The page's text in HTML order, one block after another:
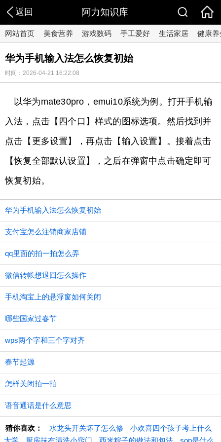
返回 阿力知识库
网站首页 美食营养 游戏数码 手工爱好 生活家居 健康养
华为手机输入法怎么恢复初始
时间：2026-04-21 16:22:08
以华为mate30pro，emui10系统为例。打开手机输
入法，点击【四个口】样式的图标选项。然后找到并
点击【更多设置】，再点击【输入设置】。接着点击
【恢复全部默认设置】，之后在弹窗中点击确定即可
恢复初始。
华为手机输入法怎么恢复初始
支付宝怎么注销商家店铺
qq里面的拍一拍怎么弄
微信转帐想退回怎么操作
手机淘宝上的悬浮窗如何关闭
哪些国家过春节
wps两个字和三个字对齐
春节起源
怎样关闭拍一拍
语音通话是什么意思
猜你喜欢： 水龙头开关坏了怎么修
小欢喜四个孩子考上什么
大学
厨房抹布清洗小窍门 西米粽子的做法和包法 sop是什么